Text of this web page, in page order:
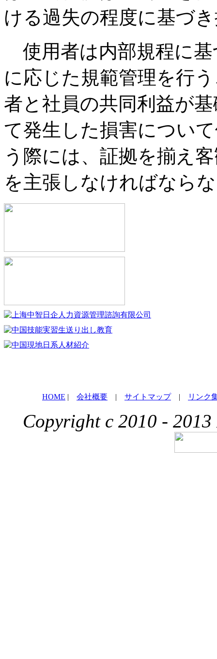
ける過失の程度に基づ
使用者は内部規程に
に応じた規範管理を行
者と社員の共同利益が
て発生した損害につい
う際には、証拠を揃え
を主張しなければなら
HOME | 会社概要 | サイトマップ| リンク
Copyright c 2010 - 2013